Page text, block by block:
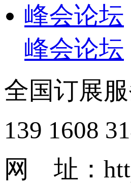
峰会论坛
峰会论坛
全国订展
139 1608
网 址：